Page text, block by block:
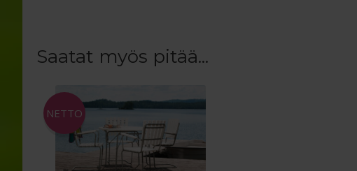
Saatat myös pitää...
NETTO